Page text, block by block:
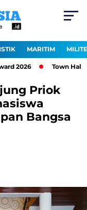
MARITIM
Town Hall
Priok
Bangsa